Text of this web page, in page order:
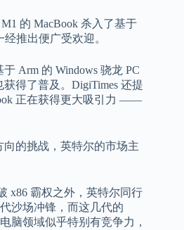
的 MacBook 杀入了基于
推出便广受欢迎。
Arm 的 Windows 骁龙 PC
得了普及。DigiTimes 还提
正在获得更大吸引力 ——
的挑战，英特尔的市场主
x86 霸权之外，英特尔同行
沙场冲锋，而这几代的
脑领域似乎特别有竞争力，